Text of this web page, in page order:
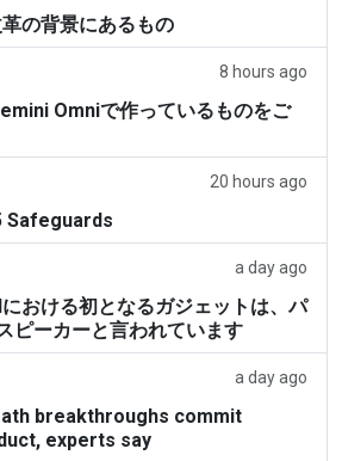
の背景にあるもの
8 hours ago
Omniで作っているものをご
20 hours ago
Safeguards
a day ago
おける初となるガジェットは、パ
ピーカーと言われています
a day ago
breakthroughs commit
experts say